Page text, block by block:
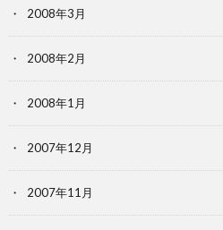
2008年3月
2008年2月
2008年1月
2007年12月
2007年11月